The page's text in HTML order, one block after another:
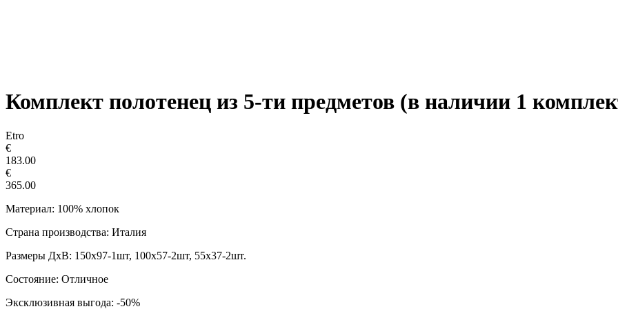
Комплект полотенец из 5-ти предметов (в наличии 1
Etro
€
183.00
€
365.00
Материал: 100% хлопок
Страна производства: Италия
Размеры ДxВ: 150х97-1шт, 100х57-2шт, 55х37-2шт.
Состояние: Отличное
Эксклюзивная выгода: -50%